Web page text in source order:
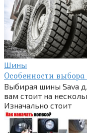
Шины
Особенности
Выбирая шины Sava
вам стоит на
Изначально стоит